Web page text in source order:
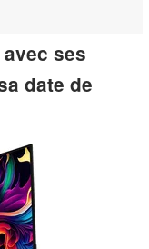
avec ses
date de